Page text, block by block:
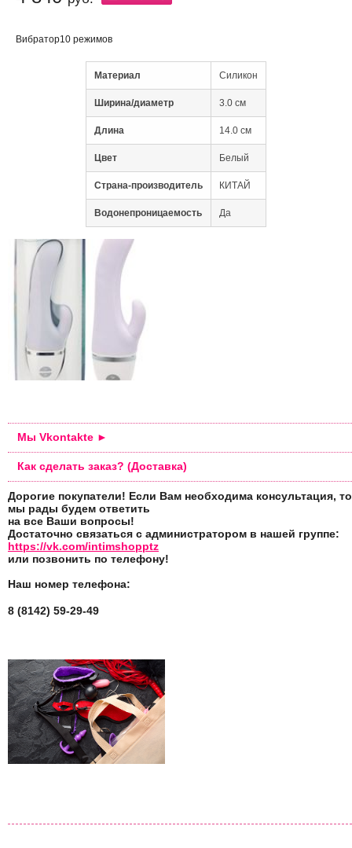
Вибратор10 режимов
Материал Силикон
Ширина/диаметр 3.0 см
Длина 14.0 см
Цвет Белый
Страна-производитель КИТАЙ
Водонепроницаемость Да
Мы Vkontakte ►
Как сделать заказ? (Доставка)
Дорогие покупатели! Если Вам необходима консультация, то
мы рады будем ответить
на все Ваши вопросы!
Достаточно связаться с администратором в нашей группе:
https://vk.com/intimshopptz
или позвонить по телефону!
Наш номер телефона:
8 (8142) 59-29-49